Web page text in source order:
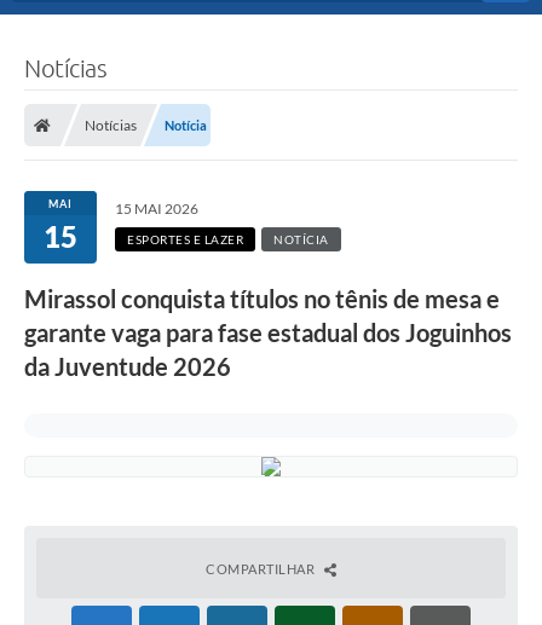
Notícias
Notícias Notícia
MAI
15
15 MAI 2026
ESPORTES E LAZER NOTÍCIA
Mirassol conquista títulos no tênis de mesa e
garante vaga para fase estadual dos Joguinhos
da Juventude 2026
COMPARTILHAR